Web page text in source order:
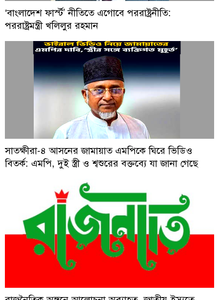
‘বাংলাদেশ ফার্স্ট’ নীতিতে এগোবে পররাষ্ট্রনীতি:
পররাষ্ট্রমন্ত্রী খলিলুর রহমান
সাতক্ষীরা-৪ আসনের জামায়াত এমপিকে ঘিরে ভিডিও
বিতর্ক: এমপি, দুই স্ত্রী ও শ্বশুরের বক্তব্যে যা জানা গেছে